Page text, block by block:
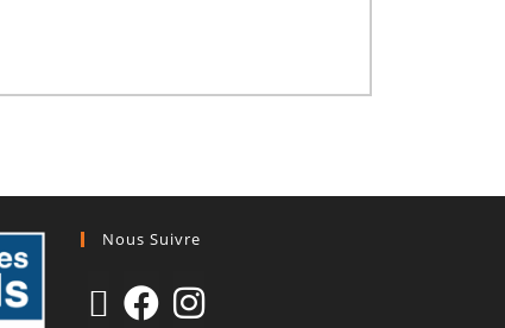
Nous Suivre